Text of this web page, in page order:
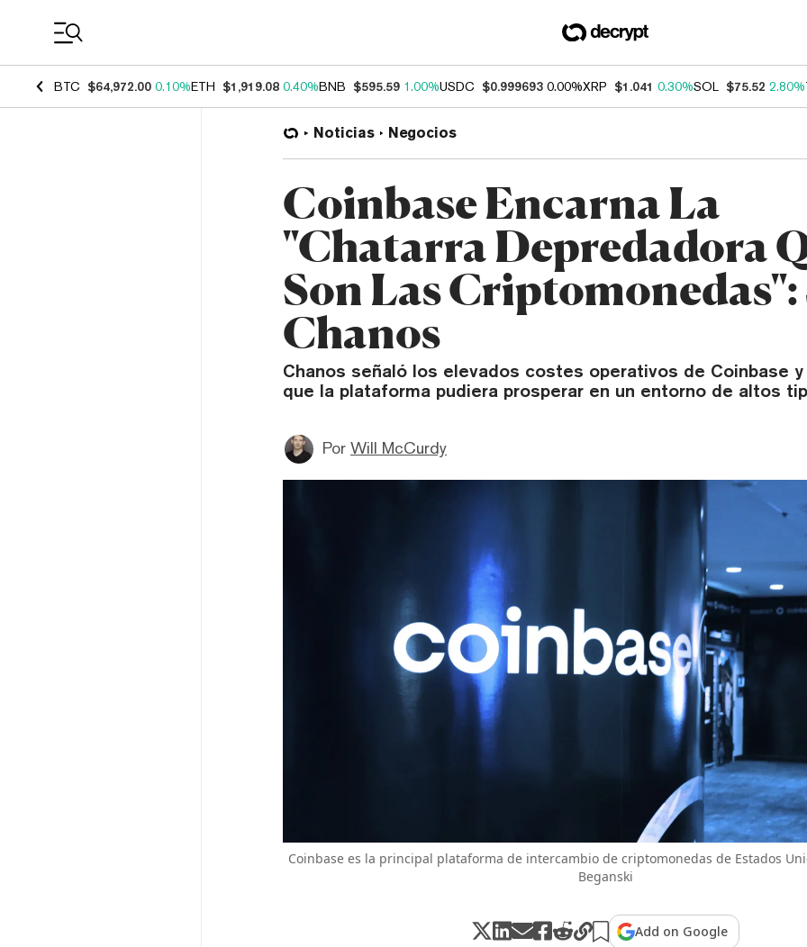
BTC $64,972.00 0.10%ETH $1,919.08 0.40%BNB $595.59 1.00%USDC $0.999693 0.00%XRP $1.041 0.30%SOL $75.52 2.80%
Noticias Negocios
Coinbase Encarna La
"Chatarra Depredadora
Son Las
Chanos
Chanos señaló los elevados costes operativos de Coinbase
que la plataforma pudiera prosperar en un entorno de altos
Por Will McCurdy
Coinbase es la principal plataforma de intercambio de criptomonedas de Estados
Beganski
Add on Google